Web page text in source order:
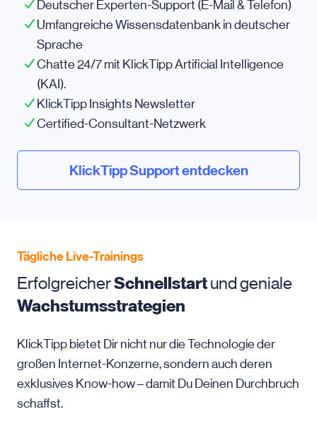
Deutscher Experten-Support (E-Mail & Telefon)
Umfangreiche Wissensdatenbank in deutscher
Sprache
Chatte 24/7 mit KlickTipp Artificial Intelligence
(KAI).
KlickTipp Insights Newsletter
Certified-Consultant-Netzwerk
KlickTipp Support entdecken
Tägliche Live-Trainings
ErfolgreicherSchnellstartund geniale
Wachstumsstrategien
KlickTipp bietet Dir nicht nur die Technologie der
großen Internet-Konzerne, sondern auch deren
exklusives Know-how – damit Du Deinen Durchbruch
schaffst.